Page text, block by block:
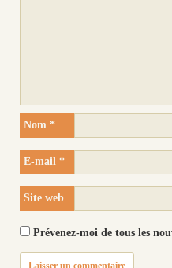
Nom *
E-mail *
Site web
Prévenez-moi de tous les